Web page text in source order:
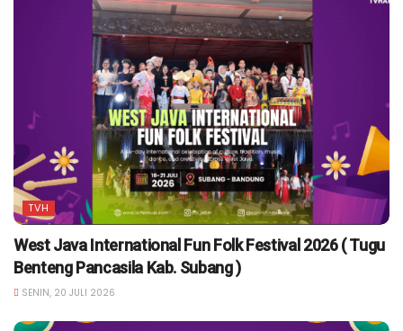
TVH
West Java International Fun Folk Festival 2026 ( Tugu
Benteng Pancasila Kab. Subang )
SENIN, 20 JULI 2026